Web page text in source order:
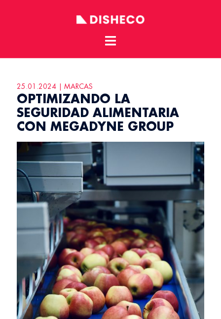
content
Toggle
menu
25.01.2024 | MARCAS
OPTIMIZANDO LA
SEGURIDAD ALIMENTARIA
CON MEGADYNE GROUP